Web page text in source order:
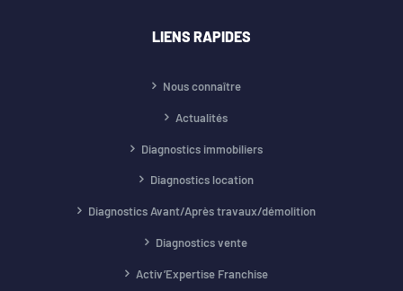
LIENS RAPIDES
Nous connaître
Actualités
Diagnostics immobiliers
Diagnostics location
Diagnostics Avant/Après travaux/démolition
Diagnostics vente
Activ’Expertise Franchise